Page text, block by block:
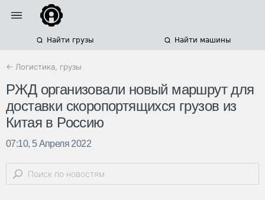
Найти грузы Найти машины
← Логистика, грузы
РЖД организовали новый маршрут для
доставки скоропортящихся грузов из
Китая в Россию
07:10, 5 Апреля 2022